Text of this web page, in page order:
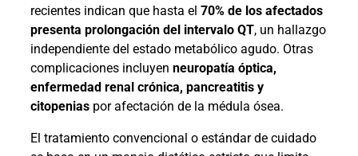
recientes indican que hasta el 70% de los afectados
presenta prolongación del intervalo QT, un hallazgo
independiente del estado metabólico agudo. Otras
complicaciones incluyen neuropatía óptica,
enfermedad renal crónica, pancreatitis y
citopeniaspor afectación de la médula ósea.
El tratamiento convencional o estándar de cuidado